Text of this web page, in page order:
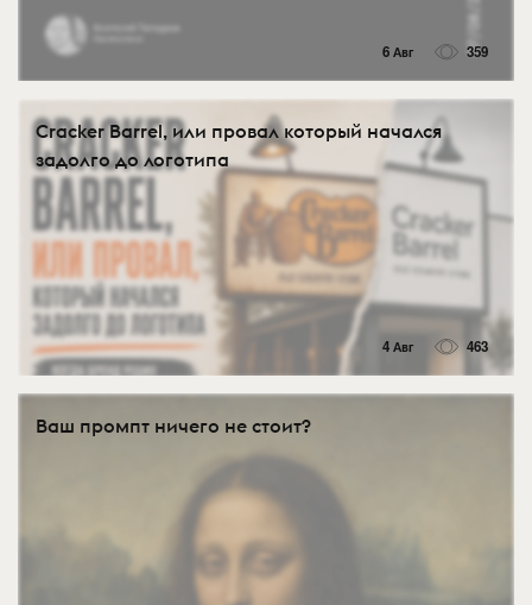
6 Авг 359
Cracker Barrel, или провал который начался
задолго до логотипа
4 Авг 463
Ваш промпт ничего не стоит?